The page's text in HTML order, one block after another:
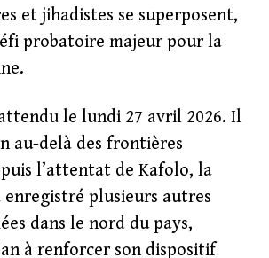
et jihadistes se superposent,
probatoire majeur pour la
le lundi 27 avril 2026. Il
au-delà des frontières
l’attentat de Kafolo, la
enregistré plusieurs autres
dans le nord du pays,
à renforcer son dispositif